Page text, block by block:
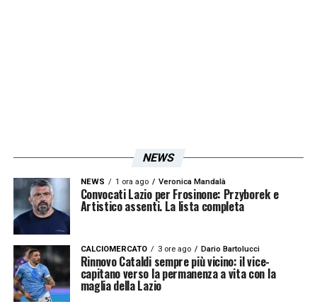
guardare lui. Emanava una luce di grandezza,
un qualcosa di non terreno»
LA PLAYLIST DELLE NOSTRE TOP NEWS
NEWS
NEWS 1 ora ago Veronica Mandalà
Convocati Lazio per Frosinone: Przyborek e
Artistico assenti. La lista completa
CALCIOMERCATO 3 ore ago Dario Bartolucci
Rinnovo Cataldi sempre più vicino: il vice-
capitano verso la permanenza a vita con la
maglia della Lazio